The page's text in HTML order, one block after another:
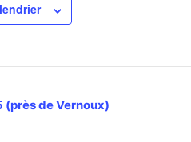
(près de Vernoux)